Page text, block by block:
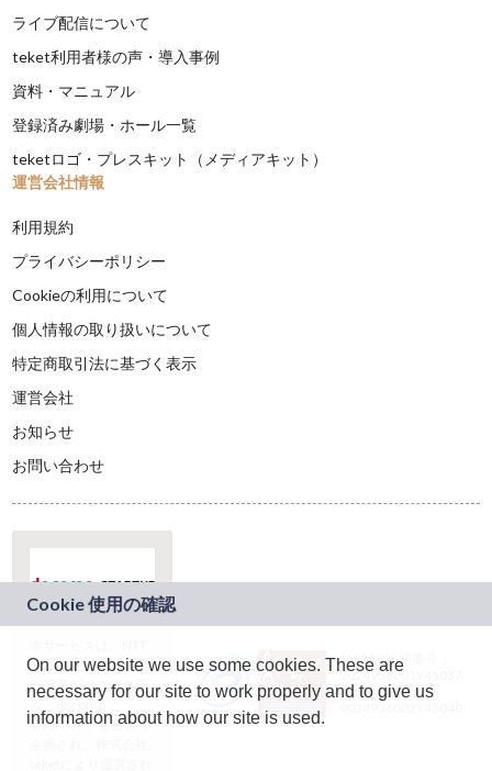
ライブ配信について
teket利用者様の声・導入事例
資料・マニュアル
登録済み劇場・ホール一覧
teketロゴ・プレスキット（メディアキット）
運営会社情報
利用規約
プライバシーポリシー
Cookieの利用について
個人情報の取り扱いについて
特定商取引法に基づく表示
運営会社
お知らせ
お問い合わせ
ドコモグループの新
規事業創出プログラ
ム「docomo
STARTUP」を通じて
JASRAC許諾番号：
9024936001Y45037
JASRAC許諾番号：
On our website we use some cookies. These are
necessary for our site to work properly and to give us
information about how our site is used.